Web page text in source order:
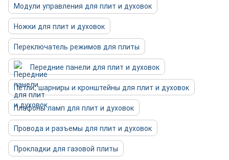
Модули управления для плит и духовок
Ножки для плит и духовок
Переключатель режимов для плиты
Передние панели для плит и духовок
Петли, шарниры и кронштейны для плит и духовок
Плафоны ламп для плит и духовок
Провода и разъемы для плит и духовок
Прокладки для газовой плиты